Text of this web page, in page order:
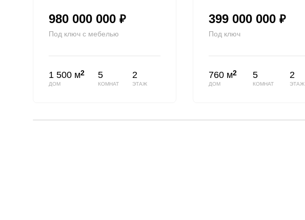
980 000 000 ₽
Под ключ с мебелью
1 500 м2
ДОМ
5
КОМНАТ
2
ЭТАЖ
399 000 000 ₽
Под ключ
760 м2
ДОМ
5
КОМНАТ
2
ЭТАЖ